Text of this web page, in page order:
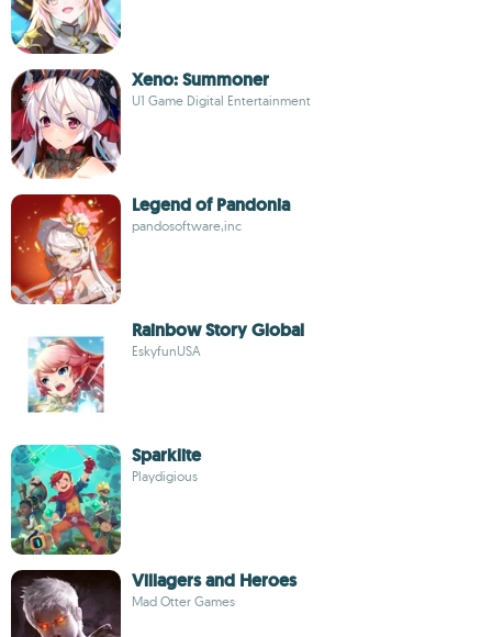
Xeno: Summoner
U1 Game Digital Entertainment
Legend of Pandonia
pandosoftware,inc
Rainbow Story Global
EskyfunUSA
Sparklite
Playdigious
Villagers and Heroes
Mad Otter Games